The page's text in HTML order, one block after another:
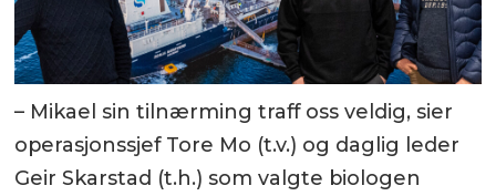
– Mikael sin tilnærming traff oss veldig, sier
operasjonssjef Tore Mo (t.v.) og daglig leder
Geir Skarstad (t.h.) som valgte biologen